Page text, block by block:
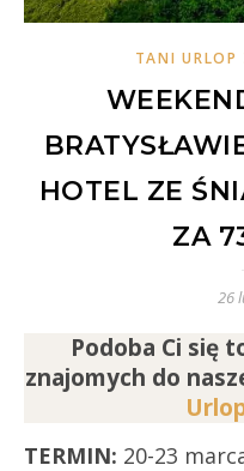
TANI
HOTEL ZE
ZA
26
Podoba Ci się
znajomych do
TERMIN: 20-23